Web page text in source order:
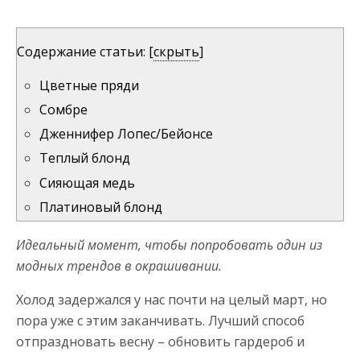
Содержание статьи: [скрыть]
Цветные пряди
Сомбре
Дженнифер Лопес/Бейонсе
Теплый блонд
Сияющая медь
Платиновый блонд
Идеальный момент, чтобы попробовать один из
модных трендов в окрашивании.
Холод задержался у нас почти на целый март, но
пора уже с этим заканчивать. Лучший способ
отпраздновать весну – обновить гардероб и